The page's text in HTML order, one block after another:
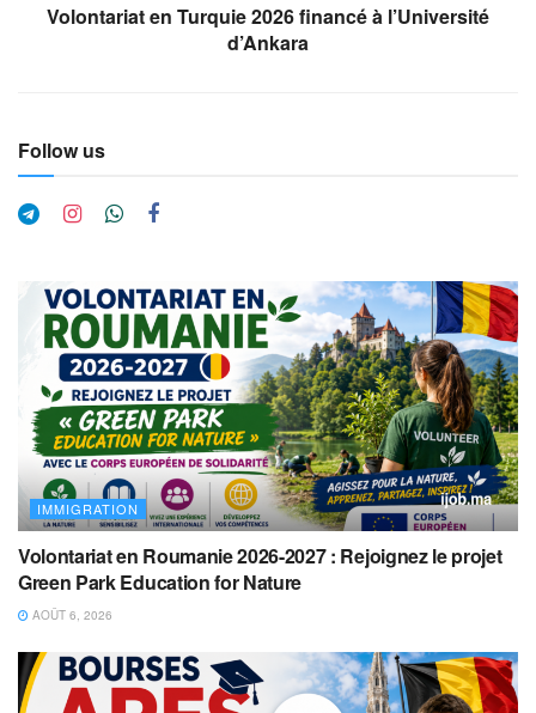
Volontariat en Turquie 2026 financé à l’Université
d’Ankara
Follow us
IMMIGRATION
Volontariat en Roumanie 2026-2027 : Rejoignez le projet
Green Park Education for Nature
AOÛT 6, 2026